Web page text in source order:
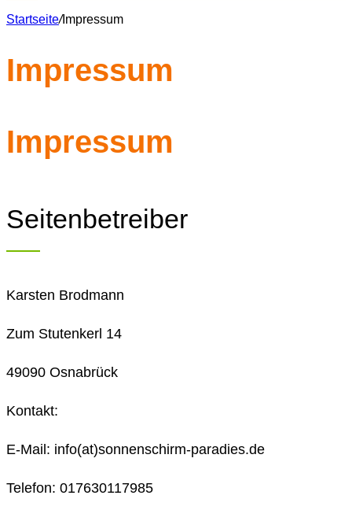
Startseite/Impressum
Impressum
Impressum
Seitenbetreiber
Karsten Brodmann
Zum Stutenkerl 14
49090 Osnabrück
Kontakt:
E-Mail: info(at)sonnenschirm-paradies.de
Telefon: 017630117985